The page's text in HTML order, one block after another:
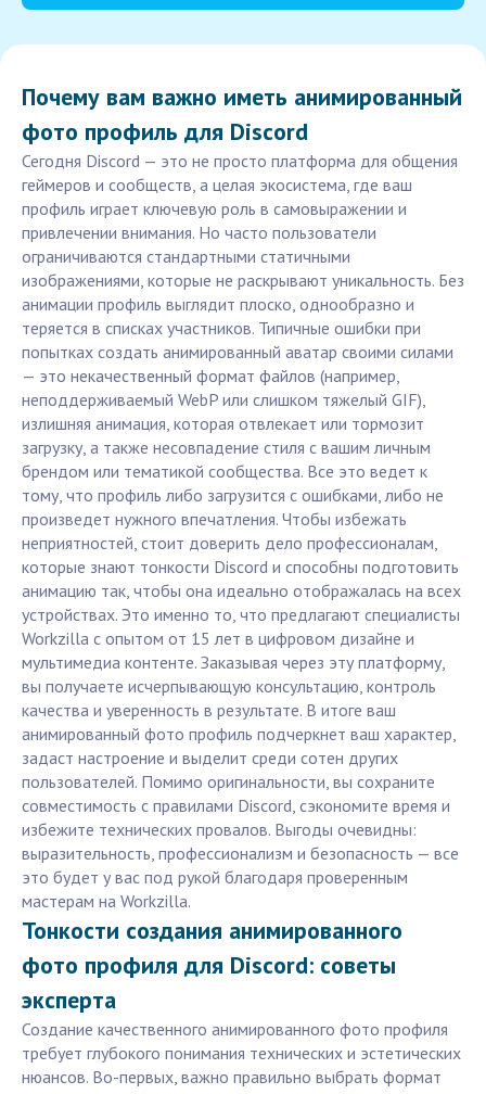
Почему вам важно иметь анимированный
фото профиль для Discord
Сегодня Discord — это не просто платформа для общения
геймеров и сообществ, а целая экосистема, где ваш
профиль играет ключевую роль в самовыражении и
привлечении внимания. Но часто пользователи
ограничиваются стандартными статичными
изображениями, которые не раскрывают уникальность. Без
анимации профиль выглядит плоско, однообразно и
теряется в списках участников. Типичные ошибки при
попытках создать анимированный аватар своими силами
— это некачественный формат файлов (например,
неподдерживаемый WebP или слишком тяжелый GIF),
излишняя анимация, которая отвлекает или тормозит
загрузку, а также несовпадение стиля с вашим личным
брендом или тематикой сообщества. Все это ведет к
тому, что профиль либо загрузится с ошибками, либо не
произведет нужного впечатления. Чтобы избежать
неприятностей, стоит доверить дело профессионалам,
которые знают тонкости Discord и способны подготовить
анимацию так, чтобы она идеально отображалась на всех
устройствах. Это именно то, что предлагают специалисты
Workzilla с опытом от 15 лет в цифровом дизайне и
мультимедиа контенте. Заказывая через эту платформу,
вы получаете исчерпывающую консультацию, контроль
качества и уверенность в результате. В итоге ваш
анимированный фото профиль подчеркнет ваш характер,
задаст настроение и выделит среди сотен других
пользователей. Помимо оригинальности, вы сохраните
совместимость с правилами Discord, сэкономите время и
избежите технических провалов. Выгоды очевидны:
выразительность, профессионализм и безопасность — все
это будет у вас под рукой благодаря проверенным
мастерам на Workzilla.
Тонкости создания анимированного
фото профиля для Discord: советы
эксперта
Создание качественного анимированного фото профиля
требует глубокого понимания технических и эстетических
нюансов. Во-первых, важно правильно выбрать формат